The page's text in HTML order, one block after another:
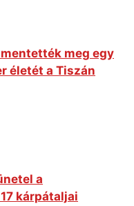
meg egy
életét a Tiszán
a
kárpátaljai